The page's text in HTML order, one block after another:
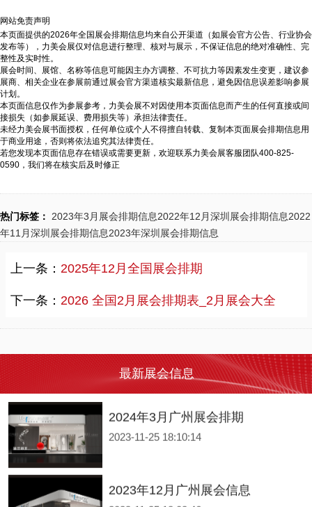
网站免责声明
本页面提供的2026年全国展会排期信息均来自公开渠道（如展会官方公告、行业协会
发布等），力美会展仅对信息进行整理、核对与展示，不保证信息的绝对准确性、完
整性及实时性。
展会时间、展馆、名称等信息可能因主办方调整、不可抗力等因素发生变更，建议参
展商、相关企业在参展前通过展会官方渠道核实最新信息，避免因信息误差影响参展
计划。
本页面信息仅作为参展参考，力美会展不对因使用本页面信息而产生的任何直接或间
接损失（如参展延误、费用损失等）承担法律责任。
未经力美会展书面授权，任何单位或个人不得擅自转载、复制本页面展会排期信息用
于商业用途，否则将依法追究其法律责任。
若您发现本页面信息存在错误或需要更新，欢迎联系力美会展客服团队400-825-
0590，我们将在核实后及时修正
热门标签： 2023年3月展会排期信息2022年12月深圳展会排期信息2022
年11月深圳展会排期信息2023年深圳展会排期信息
上一条： 2025年12月全国展会排期
下一条： 2026 全国2月展会排期表_2月展会大全
最新展会信息
2024年6月重要展会排期信息，展会策划展台设计搭建公司推荐
2024-03-07 11:51:42
展台设计搭建公司“力美会展”整理了广州、深圳、上海、香港、长沙、珠海展会主办方公布2024年6月开展日期供大家参考—本表信息来源于主办公开信息等。 展会数量众多，都在哪里举行？展会排期具体在什么时间段？接下来由广东展台设计搭建公司【力美会展科技】来为大家推荐：各位小伙伴一定要翻到底部看看评论哦！本篇文章仅供参考，具体开展时间请以主办方信息为主。
2024年5月重要展会排期信息，展台设计定制厂家推荐
2024-03-07 11:44:27
2024年4月重要展会排期信息，展会展台设计搭建公司推荐
2024-03-07 11:43:43
2023-11-25 18:13:52
2024年3月广州展会排期
2023-11-25 18:10:14
2023年12月广州展会信息